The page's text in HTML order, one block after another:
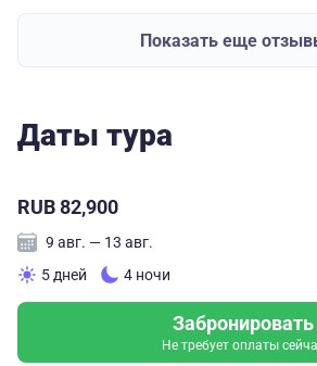
Показать еще
Даты тура
RUB 82,900
9 авг. — 13 авг.
5 дней
4 ночи
Забронировать
Не требует оплаты